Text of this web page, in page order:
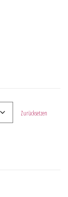
Zurücksetzen